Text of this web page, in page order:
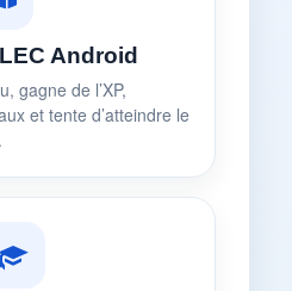
Android
gagne de l’XP,
et tente d’atteindre le